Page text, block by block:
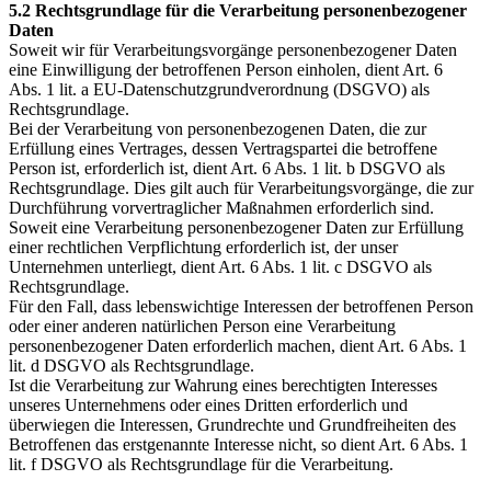
5.2 Rechtsgrundlage für die Verarbeitung personenbezogener
Daten
Soweit wir für Verarbeitungsvorgänge personenbezogener Daten
eine Einwilligung der betroffenen Person einholen, dient Art. 6
Abs. 1 lit. a EU-Datenschutzgrundverordnung (DSGVO) als
Rechtsgrundlage.
Bei der Verarbeitung von personenbezogenen Daten, die zur
Erfüllung eines Vertrages, dessen Vertragspartei die betroffene
Person ist, erforderlich ist, dient Art. 6 Abs. 1 lit. b DSGVO als
Rechtsgrundlage. Dies gilt auch für Verarbeitungsvorgänge, die zur
Durchführung vorvertraglicher Maßnahmen erforderlich sind.
Soweit eine Verarbeitung personenbezogener Daten zur Erfüllung
einer rechtlichen Verpflichtung erforderlich ist, der unser
Unternehmen unterliegt, dient Art. 6 Abs. 1 lit. c DSGVO als
Rechtsgrundlage.
Für den Fall, dass lebenswichtige Interessen der betroffenen Person
oder einer anderen natürlichen Person eine Verarbeitung
personenbezogener Daten erforderlich machen, dient Art. 6 Abs. 1
lit. d DSGVO als Rechtsgrundlage.
Ist die Verarbeitung zur Wahrung eines berechtigten Interesses
unseres Unternehmens oder eines Dritten erforderlich und
überwiegen die Interessen, Grundrechte und Grundfreiheiten des
Betroffenen das erstgenannte Interesse nicht, so dient Art. 6 Abs. 1
lit. f DSGVO als Rechtsgrundlage für die Verarbeitung.